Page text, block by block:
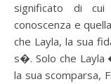
significato di
conoscenza e
che Layla, la sua
s�. Solo che Layla
la sua scomparsa,